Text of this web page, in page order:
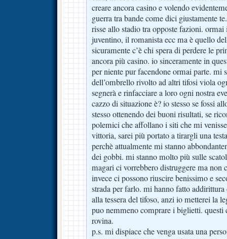
creare ancora casino e volendo
guerra tra bande come dici giustamente
risse allo stadio tra opposte fazioni.
juventino, il romanista ecc ma è quello
sicuramente c’è chi spera di perdere le
ancora più casino. io sinceramente in
per niente pur facendone ormai parte. mi
dell’ombrello rivolto ad altri tifosi viola
segnerà e rinfacciare a loro ogni nostra
cazzo di situazione è? io stesso se fossi
stesso ottenendo dei buoni risultati, se
polemici che affollano i siti che mi
vittoria, sarei più portato a tirargli una
perchè attualmente mi stanno
dei gobbi. mi stanno molto più sulle
magari ci vorrebbero distruggere ma non
invece ci possono riuscire benissimo e
strada per farlo. mi hanno fatto
alla tessera del tifoso, anzi io metterei la
puo nemmeno comprare i biglietti. questi
rovina.
p.s. mi dispiace che venga usata una